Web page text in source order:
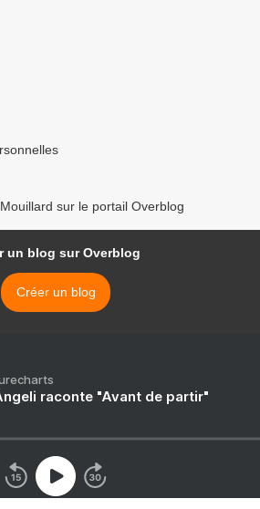
sur le portail Overblog
un blog sur Overblog
Créer un blog
raconte "Avant de partir"